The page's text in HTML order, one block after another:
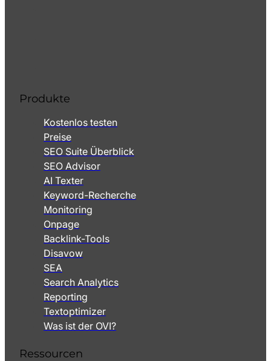
Produkte
Kostenlos testen
Preise
SEO Suite Überblick
SEO Advisor
AI Texter
Keyword-Recherche
Monitoring
Onpage
Backlink-Tools
Disavow
SEA
Search Analytics
Reporting
Textoptimizer
Was ist der OVI?
Ressourcen